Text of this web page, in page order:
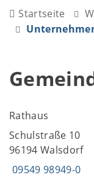
Startseite
Rathaus
Schulstraße 10
96194 Walsdorf
09549 98949-0